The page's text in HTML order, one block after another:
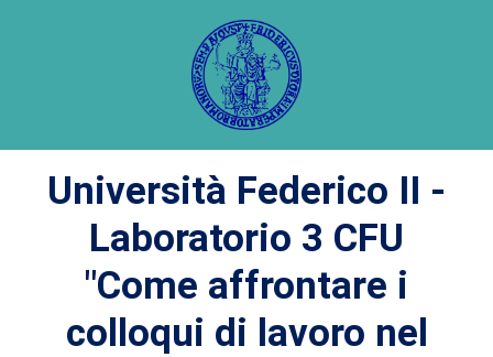
Università Federico II -
Laboratorio 3 CFU
"Come affrontare i
colloqui di lavoro nel